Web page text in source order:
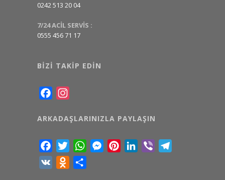
0242 513 20 04
7/24 ACİL SERVİS :
0555 456 71 17
BIZI TAKIP EDIN
Facebook
ARKADAŞLARINIZLA PAYLAŞIN
FacebookTwitterWhatsAppMessenger
PinterestLinkedIn
Viber
VK
Odnoklassniki